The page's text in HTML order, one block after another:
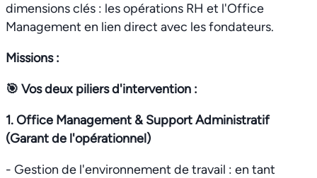
dimensions clés : les opérations RH et l'Office
Management en lien direct avec les fondateurs.
Missions :
🎯 Vos deux piliers d'intervention :
1. Office Management & Support Administratif
(Garant de l'opérationnel)
- Gestion de l'environnement de travail : en tant